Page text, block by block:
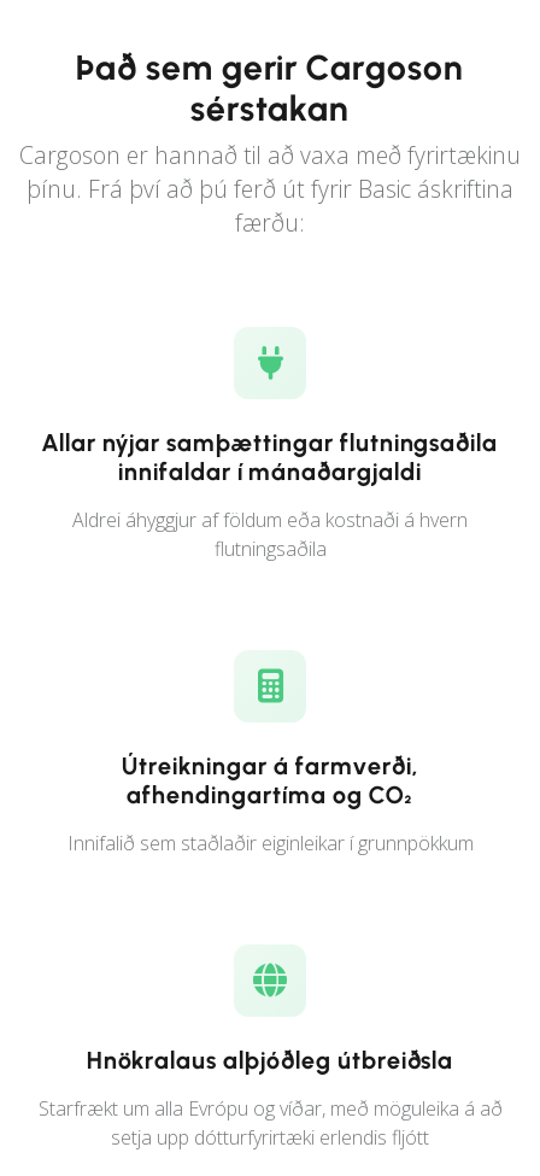
Það sem gerir Cargoson
sérstakan
Cargoson er hannað til að vaxa með fyrirtækinu
þínu. Frá því að þú ferð út fyrir Basic áskriftina
færðu:
Allar nýjar samþættingar flutningsaðila
innifaldar í mánaðargjaldi
Aldrei áhyggjur af földum eða kostnaði á hvern
flutningsaðila
Útreikningar á farmverði,
afhendingartíma og CO₂
Innifalið sem staðlaðir eiginleikar í grunnpökkum
Hnökralaus alþjóðleg útbreiðsla
Starfrækt um alla Evrópu og víðar, með möguleika á að
setja upp dótturfyrirtæki erlendis fljótt